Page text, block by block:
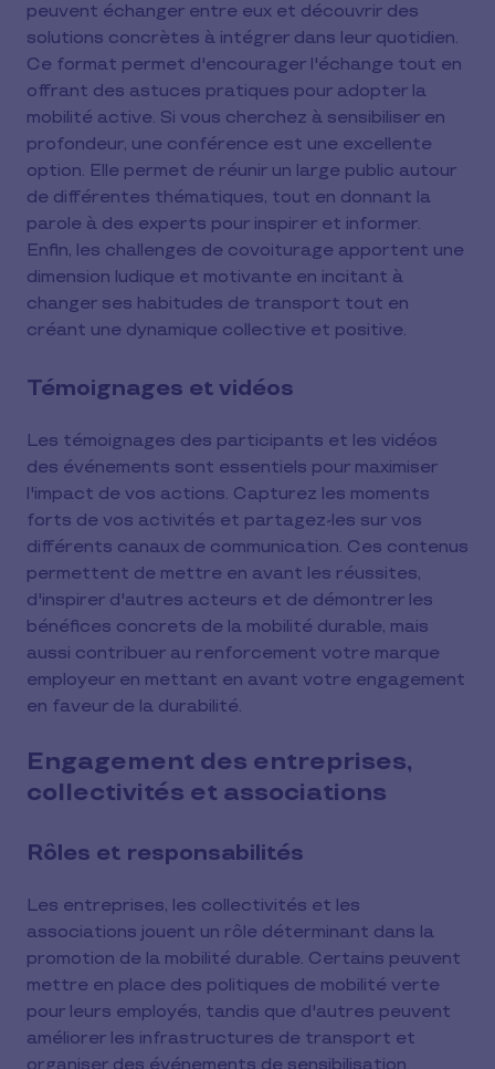
peuvent échanger entre eux et découvrir des
solutions concrètes à intégrer dans leur quotidien.
Ce format permet d'encourager l'échange tout en
offrant des astuces pratiques pour adopter la
mobilité active. Si vous cherchez à sensibiliser en
profondeur, une conférence est une excellente
option. Elle permet de réunir un large public autour
de différentes thématiques, tout en donnant la
parole à des experts pour inspirer et informer.
Enfin, les challenges de covoiturage apportent une
dimension ludique et motivante en incitant à
changer ses habitudes de transport tout en
créant une dynamique collective et positive.
Témoignages et vidéos
Les témoignages des participants et les vidéos
des événements sont essentiels pour maximiser
l'impact de vos actions. Capturez les moments
forts de vos activités et partagez-les sur vos
différents canaux de communication. Ces contenus
permettent de mettre en avant les réussites,
d'inspirer d'autres acteurs et de démontrer les
bénéfices concrets de la mobilité durable, mais
aussi contribuer au renforcement votre marque
employeur en mettant en avant votre engagement
en faveur de la durabilité.
Engagement des entreprises,
collectivités et associations
Rôles et responsabilités
Les entreprises, les collectivités et les
associations jouent un rôle déterminant dans la
promotion de la mobilité durable. Certains peuvent
mettre en place des politiques de mobilité verte
pour leurs employés, tandis que d'autres peuvent
améliorer les infrastructures de transport et